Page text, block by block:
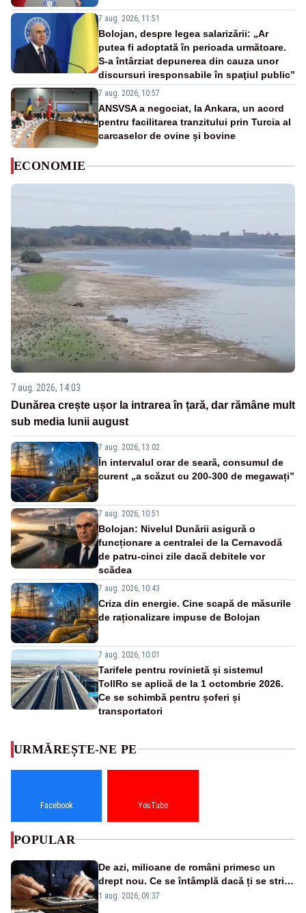
7 aug. 2026, 11:51
Bolojan, despre legea salarizării: „Ar
putea fi adoptată în perioada următoare.
S-a întârziat depunerea din cauza unor
discursuri iresponsabile în spaţiul public”
7 aug. 2026, 10:57
ANSVSA a negociat, la Ankara, un acord
pentru facilitarea tranzitului prin Turcia al
carcaselor de ovine și bovine
ECONOMIE
7 aug. 2026, 14:03
Dunărea crește ușor la intrarea în țară, dar rămâne mult
sub media lunii august
7 aug. 2026, 13:02
În intervalul orar de seară, consumul de
curent „a scăzut cu 200-300 de megawați”
7 aug. 2026, 10:51
Bolojan: Nivelul Dunării asigură o
funcționare a centralei de la Cernavodă
de patru-cinci zile dacă debitele vor
scădea
7 aug. 2026, 10:43
Criza din energie. Cine scapă de măsurile
de raționalizare impuse de Bolojan
7 aug. 2026, 10:01
Tarifele pentru rovinietă și sistemul
TollRo se aplică de la 1 octombrie 2026.
Ce se schimbă pentru șoferi și
transportatori
URMĂREȘTE-NE PE
Facebook YouTube
POPULAR
De azi, milioane de români primesc un
drept nou. Ce se întâmplă dacă ți se strică
un produs
1 aug. 2026, 09:37